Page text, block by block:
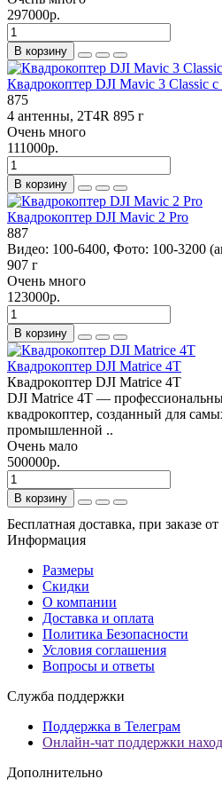
297000р.
В корзину
Квадрокоптер DJI Mavic 3 Classic
875
4 антенны, 2T4R 895 г
Очень много
111000р.
В корзину
Квадрокоптер DJI Mavic 2 Pro
887
Видео: 100-6400, Фото: 100-3200
907 г
Очень много
123000р.
В корзину
Квадрокоптер DJI Matrice 4T
Квадрокоптер DJI Matrice 4T
DJI Matrice 4T —
квадрокоптер, созданный для
промышленной ..
Очень мало
500000р.
В корзину
Бесплатная доставка, при заказе
Информация
Размеры
Скидки
О компании
Доставка и оплата
Политика Безопасности
Условия соглашения
Вопросы и ответы
Служба поддержки
Поддержка в Телеграм
Онлайн-чат поддержки
Дополнительно